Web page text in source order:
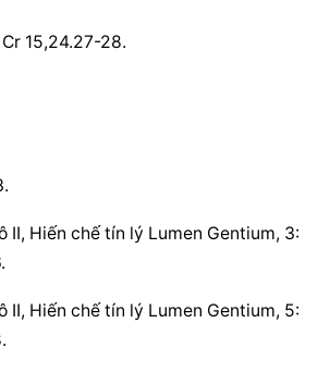
Cr 15,24.27-28.
II, Hiến chế tín lý Lumen Gentium, 3:
II, Hiến chế tín lý Lumen Gentium, 5: